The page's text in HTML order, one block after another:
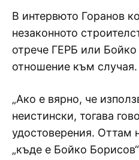
В интервюто Горанов
незаконното
отрече ГЕРБ или
отношение към случая.
„Ако е вярно, че
неистински, тогава
удостоверения. Оттам
„къде е Бойко